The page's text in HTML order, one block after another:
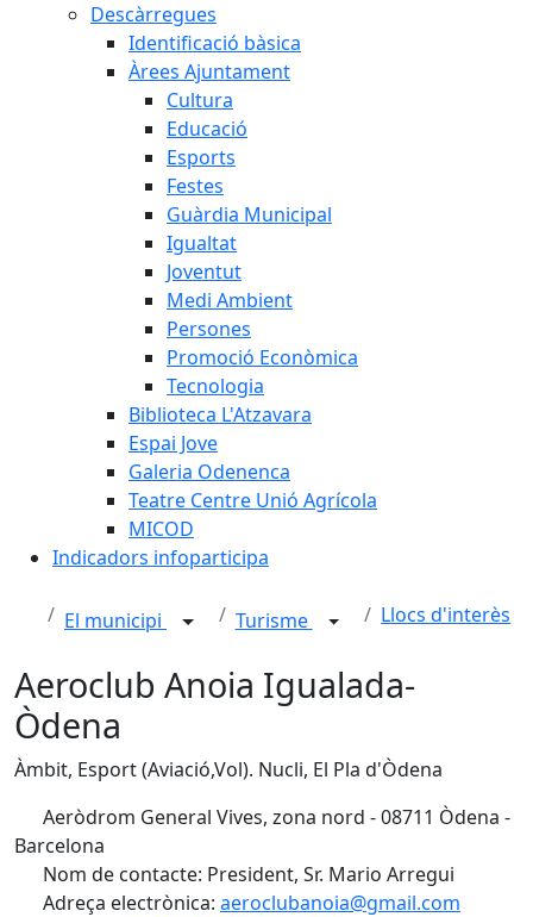
Descàrregues
Identificació bàsica
Àrees Ajuntament
Cultura
Educació
Esports
Festes
Guàrdia Municipal
Igualtat
Joventut
Medi Ambient
Persones
Promoció Econòmica
Tecnologia
Biblioteca L'Atzavara
Espai Jove
Galeria Odenenca
Teatre Centre Unió Agrícola
MICOD
Indicadors infoparticipa
El municipi Turisme Llocs d'interès
Aeroclub Anoia Igualada-
Òdena
Àmbit, Esport (Aviació,Vol). Nucli, El Pla d'Òdena
Aeròdrom General Vives, zona nord - 08711 Òdena -
Barcelona
Nom de contacte: President, Sr. Mario Arregui
Adreça electrònica: aeroclubanoia@gmail.com